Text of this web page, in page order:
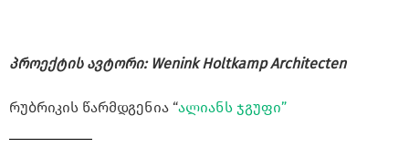
პროექტის ავტორი: Wenink Holtkamp Architecten
რუბრიკის წარმდგენია “ალიანს ჯგუფი”